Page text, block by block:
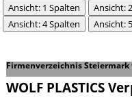
Ansicht: 1 Spalten Ansicht:
Ansicht: 4 Spalten
Ansicht:
Firmenverzeichnis Steiermark
WOLF PLASTICS